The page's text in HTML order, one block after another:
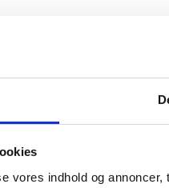
vores indhold og
- Sydamerika